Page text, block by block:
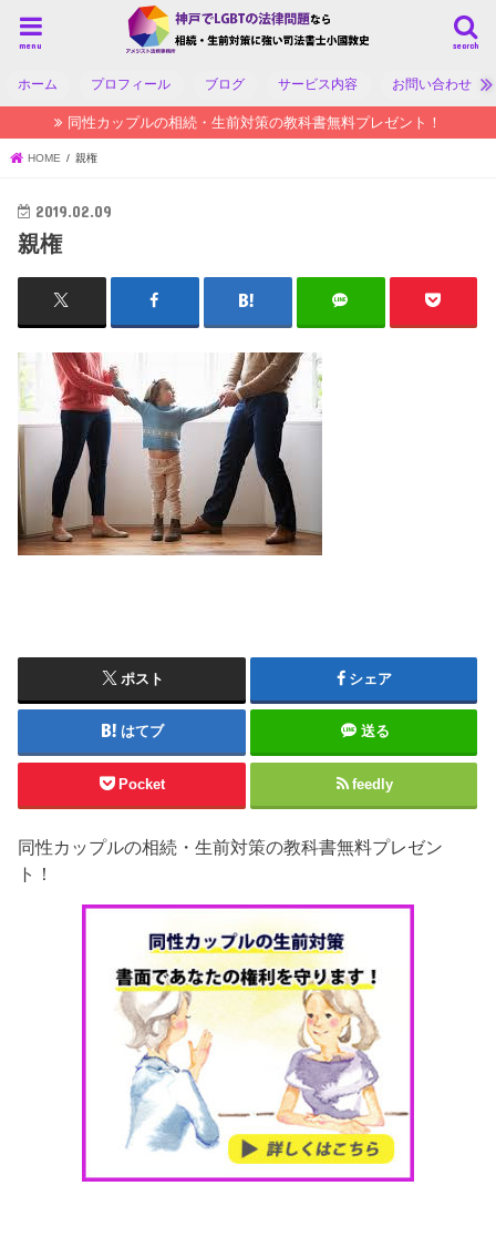
search
menu
ホーム プロフィール ブログ サービス内容 お問い合わせ
同性カップルの相続・生前対策の教科書無料プレゼント！
HOME 親権
2019.02.09
親権
ポスト シェア
はてブ 送る
Pocket feedly
同性カップルの相続・生前対策の教科書無料プレゼン
ト！